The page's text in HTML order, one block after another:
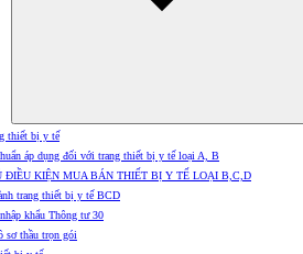
thiết bị y tế
áp dụng đối với trang thiết bị y tế loại A, B
ĐIỀU KIỆN MUA BÁN THIẾT BỊ Y TẾ LOẠI B,C,D
trang thiết bị y tế BCD
khẩu Thông tư 30
sơ thầu trọn gói